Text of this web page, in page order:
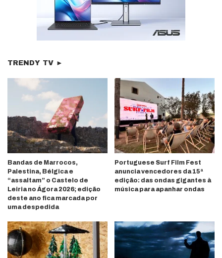
TRENDY TV ►
Bandas de Marrocos,
Palestina, Bélgica e
“assaltam” o Castelo de
Leiria no Ágora 2026; edição
deste ano fica marcada por
uma despedida
Portuguese Surf Film Fest
anuncia vencedores da 15ª
edição: das ondas gigantes à
música para apanhar ondas